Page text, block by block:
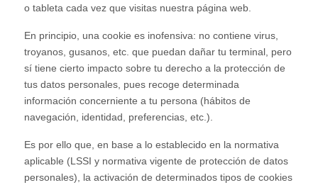
o tableta cada vez que visitas nuestra página web.
En principio, una cookie es inofensiva: no contiene virus,
troyanos, gusanos, etc. que puedan dañar tu terminal, pero
sí tiene cierto impacto sobre tu derecho a la protección de
tus datos personales, pues recoge determinada
información concerniente a tu persona (hábitos de
navegación, identidad, preferencias, etc.).
Es por ello que, en base a lo establecido en la normativa
aplicable (LSSI y normativa vigente de protección de datos
personales), la activación de determinados tipos de cookies